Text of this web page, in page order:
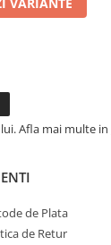
VARIANTE
Afla mai multe in
de Plata
de Retur